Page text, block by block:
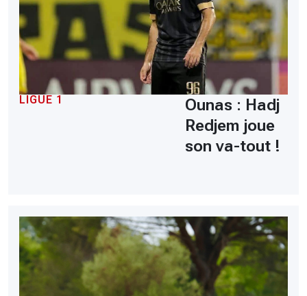
LIGUE 1
Ounas : Hadj
Redjem joue
son va-tout !